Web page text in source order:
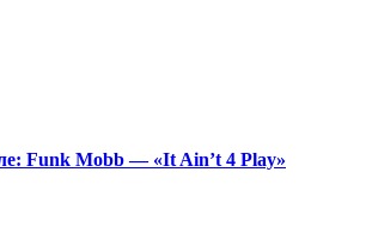
Funk Mobb — «It Ain’t 4 Play»